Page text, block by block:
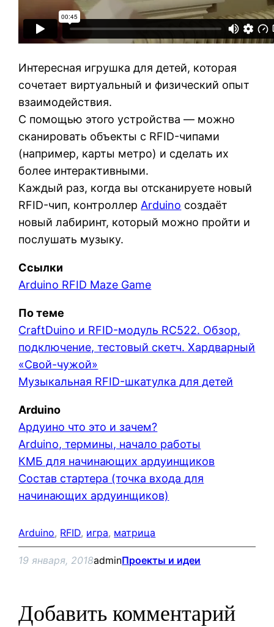
Интересная игрушка для детей, которая
сочетает виртуальный и физический опыт
взаимодействия.
С помощью этого устройства — можно
сканировать объекты с RFID-чипами
(например, карты метро) и сделать их
более интерактивными.
Каждый раз, когда вы отсканируете новый
RFID-чип, контроллерArduino создаёт
новый лабиринт, который можно пройти и
послушать музыку.
Ссылки
Arduino RFID Maze Game
По теме
CraftDuino и RFID-модуль RC522. Обзор,
подключение, тестовый скетч. Хардварный
«Свой-чужой»
Музыкальная RFID-шкатулка для детей
Arduino
Ардуино что это и зачем?
Arduino, термины, начало работы
КМБ для начинающих ардуинщиков
Состав стартера (точка входа для
начинающих ардуинщиков)
Arduino, RFID, игра, матрица
19 января, 2018adminПроекты и идеи
Добавить комментарий